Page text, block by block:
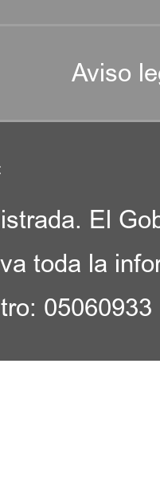
Aviso
El
toda la
05060933